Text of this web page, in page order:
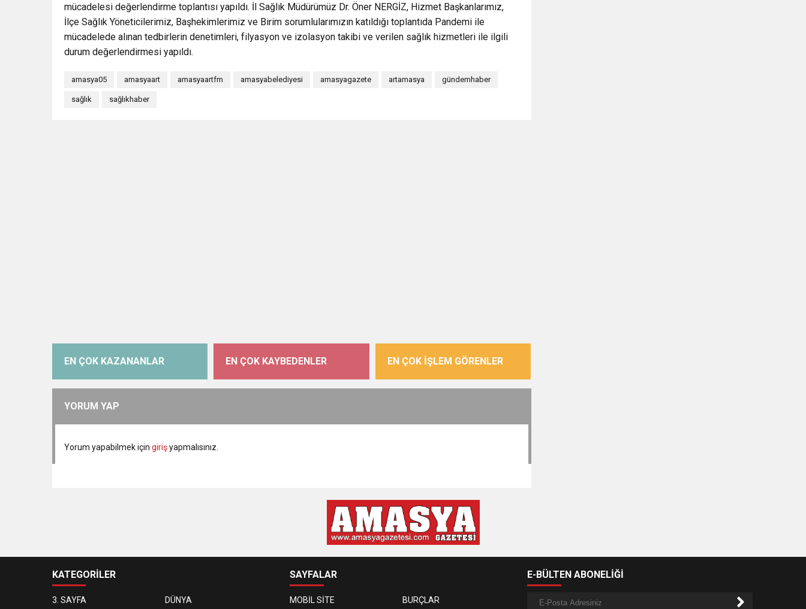
mücadelesi değerlendirme toplantısı yapıldı. İl Sağlık Müdürümüz Dr. Öner NERGİZ, Hizmet Başkanlarımız,
İlçe Sağlık Yöneticilerimiz, Başhekimlerimiz ve Birim sorumlularımızın katıldığı toplantıda Pandemi ile
mücadelede alınan tedbirlerin denetimleri, filyasyon ve izolasyon takibi ve verilen sağlık hizmetleri ile ilgili
durum değerlendirmesi yapıldı.
amasya05 amasyaart amasyaartfm amasyabelediyesi amasyagazete artamasya gündemhaber
sağlık sağlıkhaber
EN ÇOK KAZANANLAR EN ÇOK KAYBEDENLER EN ÇOK İŞLEM GÖRENLER
YORUM YAP
Yorum yapabilmek için girişyapmalısınız.
KATEGORİLER
3. SAYFA DÜNYA
SAYFALAR
MOBİL SİTE BURÇLAR
E-BÜLTEN ABONELİĞİ